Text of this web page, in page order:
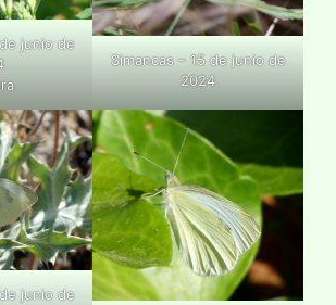
junio de
Simancas – 15 de junio de
2024
junio de